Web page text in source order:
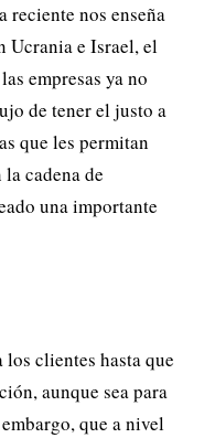
nos enseña
Ucrania e Israel, el
empresas ya no
de tener el justo a
que les permitan
cadena de
una importante
clientes hasta que
aunque sea para
que a nivel